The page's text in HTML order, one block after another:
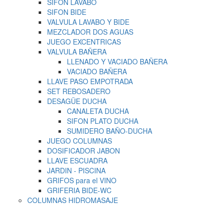
SIFON LAVABO
SIFON BIDE
VALVULA LAVABO Y BIDE
MEZCLADOR DOS AGUAS
JUEGO EXCENTRICAS
VALVULA BAÑERA
LLENADO Y VACIADO BAÑERA
VACIADO BAÑERA
LLAVE PASO EMPOTRADA
SET REBOSADERO
DESAGÜE DUCHA
CANALETA DUCHA
SIFON PLATO DUCHA
SUMIDERO BAÑO-DUCHA
JUEGO COLUMNAS
DOSIFICADOR JABON
LLAVE ESCUADRA
JARDIN - PISCINA
GRIFOS para el VINO
GRIFERIA BIDE-WC
COLUMNAS HIDROMASAJE